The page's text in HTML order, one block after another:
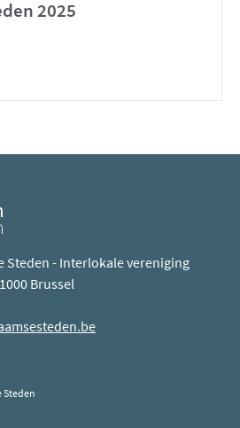
2025
Steden - Interlokale vereniging
Brussel
Steden